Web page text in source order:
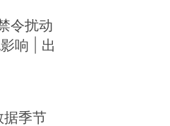
令扰动
响 | 出
据季节